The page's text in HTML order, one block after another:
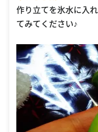
作り立てを氷水に入
てみてください♪